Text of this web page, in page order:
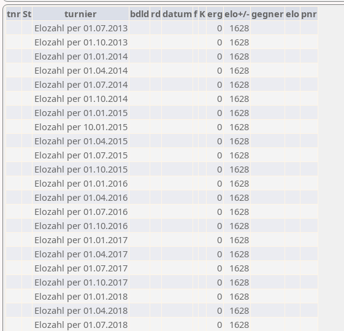
tnrSt turnier bdld rd datumf Kerg elo+/-gegnerelo pnr
Elozahl per 01.07.2013
0
1628
Elozahl per 01.10.2013
0
1628
Elozahl per 01.01.2014
0
1628
Elozahl per 01.04.2014
0
1628
Elozahl per 01.07.2014
0
1628
Elozahl per 01.10.2014
0
1628
Elozahl per 01.01.2015
0
1628
Elozahl per 10.01.2015
0
1628
Elozahl per 01.04.2015
0
1628
Elozahl per 01.07.2015
0
1628
Elozahl per 01.10.2015
0
1628
Elozahl per 01.01.2016
0
1628
Elozahl per 01.04.2016
0
1628
Elozahl per 01.07.2016
0
1628
Elozahl per 01.10.2016
0
1628
Elozahl per 01.01.2017
0
1628
Elozahl per 01.04.2017
0
1628
Elozahl per 01.07.2017
0
1628
Elozahl per 01.10.2017
0
1628
Elozahl per 01.01.2018
0
1628
Elozahl per 01.04.2018
0
1628
Elozahl per 01.07.2018
0
1628